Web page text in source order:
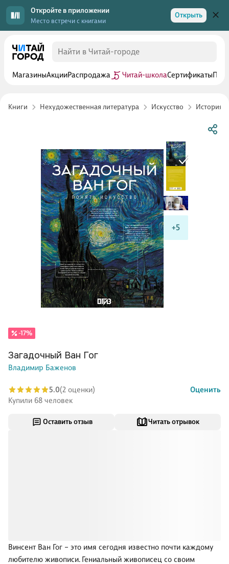
Откройте в приложении
Место встречи с книгами
Открыть
МагазиныАкцииРаспродажа Читай-школаСертификаты
Книги Нехудожественная литература Искусство История
+5
Оставить отзыв Читать отрывок
Винсент Ван Гог – это имя сегодня известно почти каждому
любителю живописи. Гениальный живописец со своим
-17%
Загадочный Ван Гог
Владимир Баженов
5.0(2 оценки)
Оценить
Купили 68 человек